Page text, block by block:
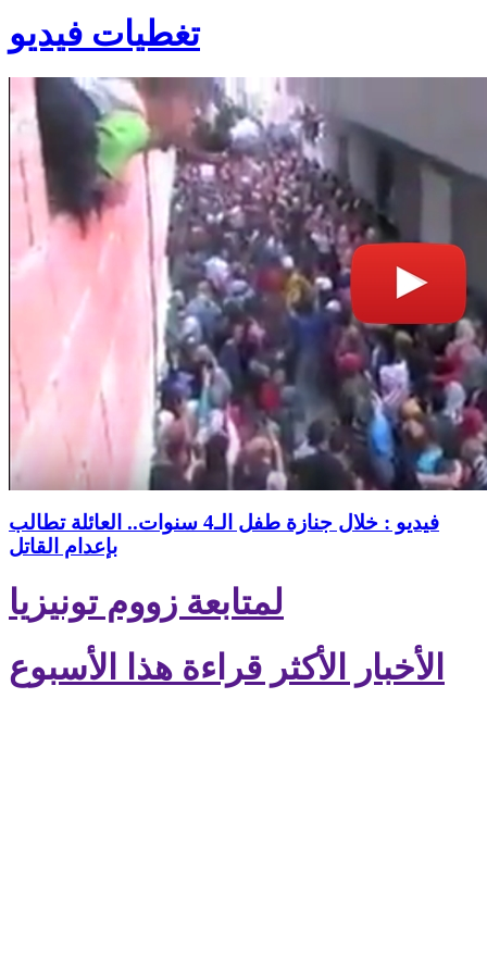
تغطيات فيديو
فيديو : خلال جنازة طفل الـ4 سنوات.. العائلة تطالب
بإعدام القاتل
لمتابعة زووم تونيزيا
الأخبار الأكثر قراءة هذا الأسبوع